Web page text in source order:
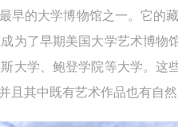
早的大学博物馆之一。它的
为了早期美国大学艺术博物
大学、鲍登学院等大学。这
其中既有艺术作品也有自